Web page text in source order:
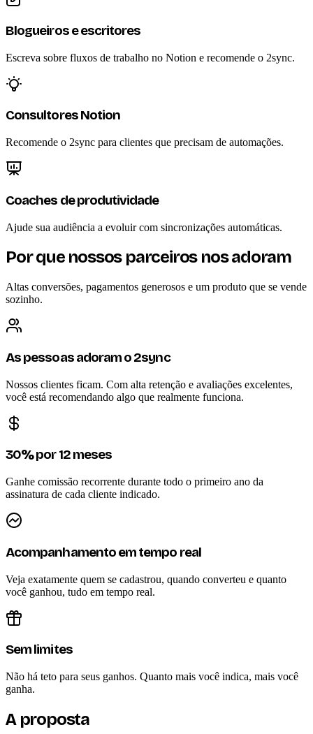
Blogueiros e escritores
Escreva sobre fluxos de trabalho no Notion e recomende o 2sync.
Consultores Notion
Recomende o 2sync para clientes que precisam de automações.
Coaches de produtividade
Ajude sua audiência a evoluir com sincronizações automáticas.
Por que nossos parceiros nos adoram
Altas conversões, pagamentos generosos e um produto que se vende
sozinho.
As pessoas adoram o 2sync
Nossos clientes ficam. Com alta retenção e avaliações excelentes,
você está recomendando algo que realmente funciona.
30% por 12 meses
Ganhe comissão recorrente durante todo o primeiro ano da
assinatura de cada cliente indicado.
Acompanhamento em tempo real
Veja exatamente quem se cadastrou, quando converteu e quanto
você ganhou, tudo em tempo real.
Sem limites
Não há teto para seus ganhos. Quanto mais você indica, mais você
ganha.
A proposta